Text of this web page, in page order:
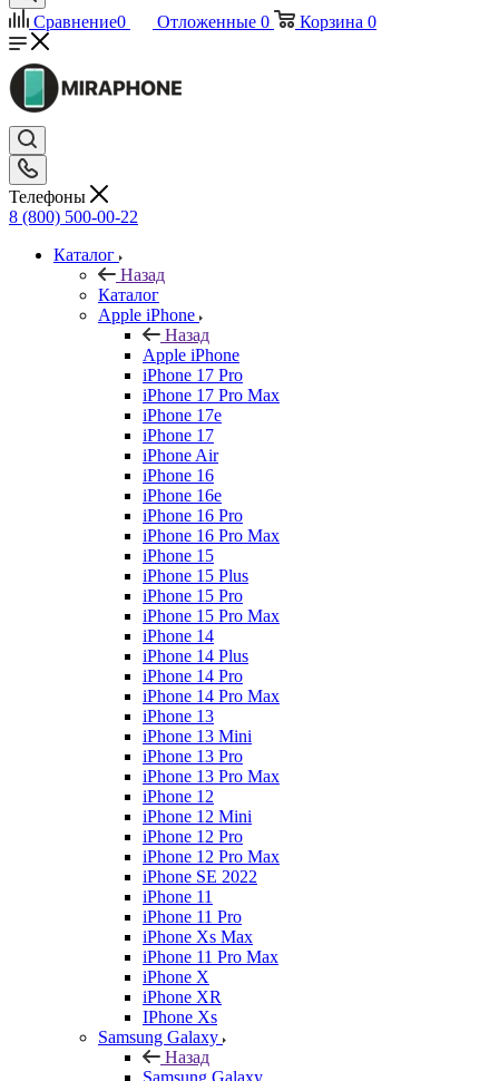
Сравнение0 Отложенные 0 Корзина 0
Телефоны
8 (800) 500-00-22
Каталог
Назад
Каталог
Apple iPhone
Назад
Apple iPhone
iPhone 17 Pro
iPhone 17 Pro Max
iPhone 17e
iPhone 17
iPhone Air
iPhone 16
iPhone 16e
iPhone 16 Pro
iPhone 16 Pro Max
iPhone 15
iPhone 15 Plus
iPhone 15 Pro
iPhone 15 Pro Max
iPhone 14
iPhone 14 Plus
iPhone 14 Pro
iPhone 14 Pro Max
iPhone 13
iPhone 13 Mini
iPhone 13 Pro
iPhone 13 Pro Max
iPhone 12
iPhone 12 Mini
iPhone 12 Pro
iPhone 12 Pro Max
iPhone SE 2022
iPhone 11
iPhone 11 Pro
iPhone Xs Max
iPhone 11 Pro Max
iPhone X
iPhone XR
IPhone Xs
Samsung Galaxy
Назад
Samsung Galaxy